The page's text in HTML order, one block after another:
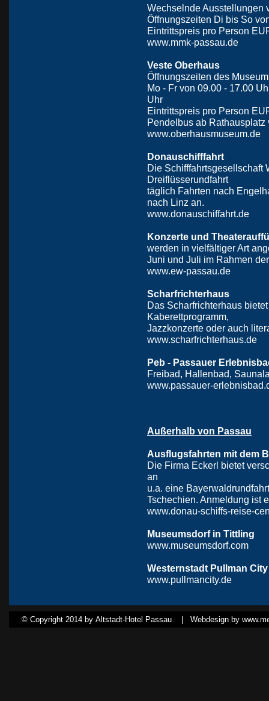
Wechselnde Ausstellungen
Öffnungszeiten Di bis So
Eintrittspreis pro Person
www.mmk-passau.de
Veste Oberhaus
Öffnungszeiten des
Mo - Fr von 09.00 - 17.00
Uhr
Eintrittspreis pro Person
Pendelbus ab Rathausplatz
www.oberhausmuseum.de
Donauschifffahrt
Die Schifffahrtsgesellschaft
Dreiflüsserundfahrt
täglich Fahrten nach
nach Linz an.
www.donauschiffahrt.de
Konzerte und
werden in vielfältiger Art
Juni und Juli im Rahmen
www.ew-passau.de
Scharfrichterhaus
Das Scharfrichterhaus
Kaberettprogramm,
Jazzkonzerte oder auch
www.scharfrichterhaus.de
Peb - Passauer
Freibad, Hallenbad,
www.passauer-
Außerhalb von Passau
Ausflugsfahrten mit dem
Die Firma Eckerl bietet
an
u.a. eine
Tschechien. Anmeldung ist
www.donau-schiffs-reise-
Museumsdorf in Tittling
www.museumsdorf.com
Westernstadt Pullman City
www.pullmancity.de
© Copyright 2014 by Altstadt-Hotel Passau | Webdesign by